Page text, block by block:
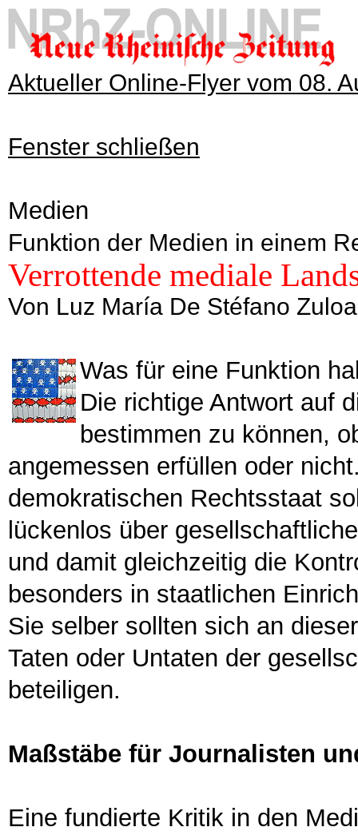
Aktueller Online-Flyer vom 08.
Fenster schließen
Medien
Funktion der Medien in einem
Verrottende mediale
Von Luz María De Stéfano
Was für eine Funktion
Die richtige Antwort auf
bestimmen zu können,
angemessen erfüllen oder
demokratischen Rechtsstaat
lückenlos über
und damit gleichzeitig die
besonders in staatlichen
Sie selber sollten sich an
Taten oder Untaten der
beteiligen.
Maßstäbe für Journalisten
Eine fundierte Kritik in den